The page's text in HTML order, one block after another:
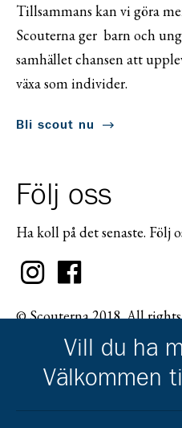
Tillsammans kan vi göra
Scouterna ger barn och
samhället chansen att
växa som individer.
Bli scout nu
Följ oss
Ha koll på det senaste. Följ
© Scouterna 2018. All rights
Vill du ha
Välkommen